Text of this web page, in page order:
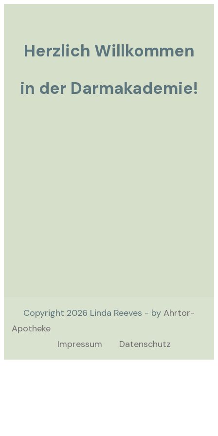
Herzlich Willkommen
in der Darmakademie!
Copyright 2026 Linda Reeves - by Ahrtor-
Apotheke
Impressum
Datenschutz